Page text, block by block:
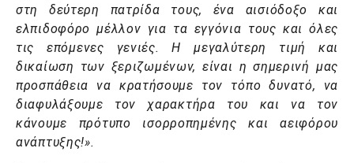
στη δεύτερη πατρίδα τους, ένα αισιόδοξο και
ελπιδοφόρο μέλλον για τα εγγόνια τους και όλες
τις επόμενες γενιές. Η μεγαλύτερη τιμή και
δικαίωση των ξεριζωμένων, είναι η σημερινή μας
προσπάθεια να κρατήσουμε τον τόπο δυνατό, να
διαφυλάξουμε τον χαρακτήρα του και να τον
κάνουμε πρότυπο ισορροπημένης και αειφόρου
ανάπτυξης!».